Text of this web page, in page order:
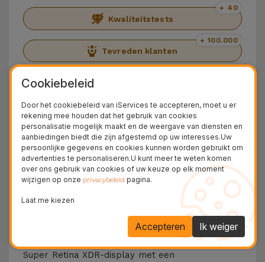
Kwaliteitstests
+ 40
Tevreden klanten
+ 100.000
Gratis Levering
24U
Maak kennis met de iPhone 14 Pro
Max
topmodel van
Apple uit 2022, ontworpen voor werk,
entertainment en contentcreatie met de beste
prestaties en maximale beveiliging. Het 6,7-inch
Super Retina XDR-display met een
Cookiebeleid
Door het cookiebeleid van iServices te accepteren, moet u er
rekening mee houden dat het gebruik van cookies
personalisatie mogelijk maakt en de weergave van diensten en
aanbiedingen biedt die zijn afgestemd op uw interesses.Uw
persoonlijke gegevens en cookies kunnen worden gebruikt om
advertenties te personaliseren.U kunt meer te weten komen
over ons gebruik van cookies of uw keuze op elk moment
wijzigen op onze privacybeleid pagina.
Laat me kiezen
Ik weiger
Accepteren